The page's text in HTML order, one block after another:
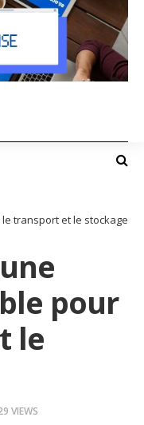
transport et le stockage
pour
le
VIEWS